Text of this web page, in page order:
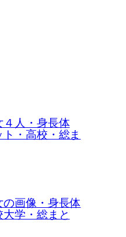
人・身長体
・高校・総ま
画像・身長体
学・総まと